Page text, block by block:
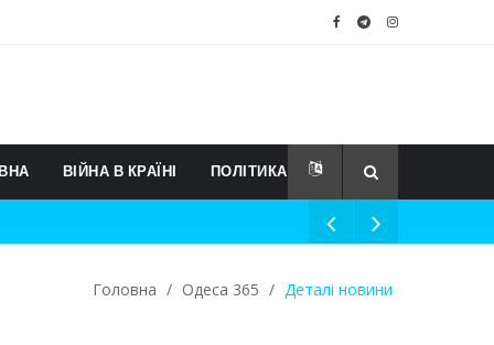
ВІЙНА В КРАЇНІ ПОЛІТИКА
Головна / Одеса 365 / Деталі новини